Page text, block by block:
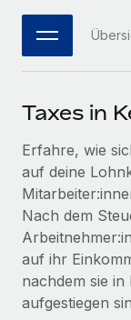
MCP
Tools
Frag unsere
Hilfe von
Background-
Einfacheres
PARTNER
Flexible
Entdecke
Remote
Beratung
So hat der
Bibliothek für
Webinare
Events
Newsroom
Informationen
Insights
Hol dir
한국어
Taxes in
Erfahre, wie
auf deine
Nach dem
auf ihr
nachdem sie in
aufgestiegen